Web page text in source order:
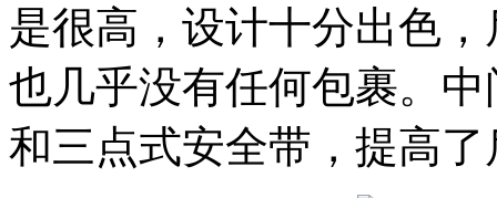
是很高，设计十分出色
也几乎没有任何包裹。
和三点式安全带，提高